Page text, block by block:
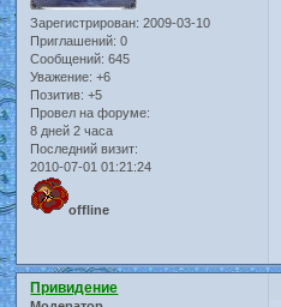
Зарегистрирован: 2009-03-10
Приглашений: 0
Сообщений: 645
Уважение: +6
Позитив: +5
Провел на форуме:
8 дней 2 часа
Последний визит:
2010-07-01 01:21:24
offline
Привидение